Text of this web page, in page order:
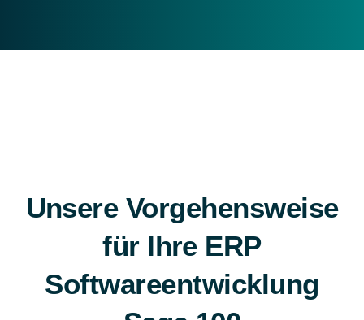
Unsere Vorgehensweise
für Ihre ERP
Softwareentwicklung